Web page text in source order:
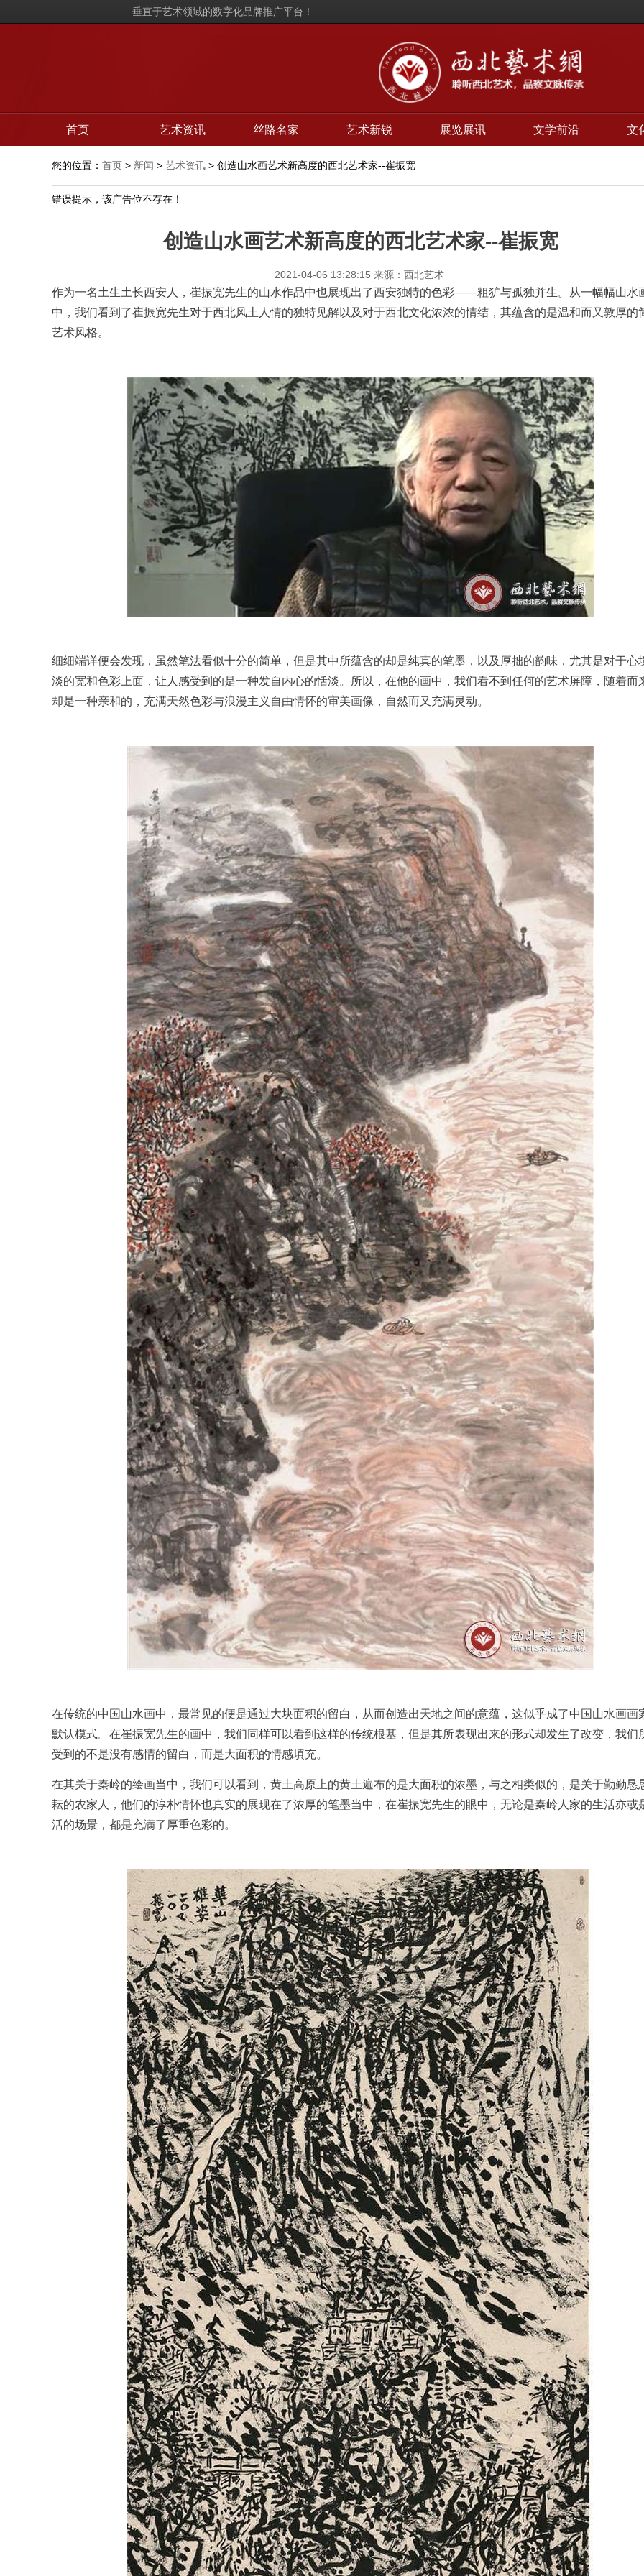
垂直于艺术领域的数字化品牌推广平台！
首页 艺术资讯 丝路名家 艺术新锐 展览展讯 文学前沿 文
您的位置： 首页 > 新闻 > 艺术资讯 > 创造山水画艺术新高度的西北艺术家--崔振宽
错误提示，该广告位不存在！
创造山水画艺术新高度的西北艺术家--崔振宽
2021-04-06 13:28:15 来源：西北艺术
作为一名土生土长西安人，崔振宽先生的山水作品中也展现出了西安独特的色彩——粗犷与孤独并生。从一幅幅山水
中，我们看到了崔振宽先生对于西北风土人情的独特见解以及对于西北文化浓浓的情结，其蕴含的是温和而又敦厚的
艺术风格。
细细端详便会发现，虽然笔法看似十分的简单，但是其中所蕴含的却是纯真的笔墨，以及厚拙的韵味，尤其是对于心
淡的宽和色彩上面，让人感受到的是一种发自内心的恬淡。所以，在他的画中，我们看不到任何的艺术屏障，随着而
却是一种亲和的，充满天然色彩与浪漫主义自由情怀的审美画像，自然而又充满灵动。
在传统的中国山水画中，最常见的便是通过大块面积的留白，从而创造出天地之间的意蕴，这似乎成了中国山水画画
默认模式。在崔振宽先生的画中，我们同样可以看到这样的传统根基，但是其所表现出来的形式却发生了改变，我们
受到的不是没有感情的留白，而是大面积的情感填充。
在其关于秦岭的绘画当中，我们可以看到，黄土高原上的黄土遍布的是大面积的浓墨，与之相类似的，是关于勤勤恳
耘的农家人，他们的淳朴情怀也真实的展现在了浓厚的笔墨当中，在崔振宽先生的眼中，无论是秦岭人家的生活亦或
活的场景，都是充满了厚重色彩的。